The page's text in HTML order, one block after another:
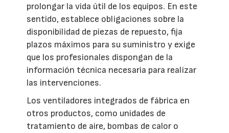
prolongar la vida útil de los equipos. En este
sentido, establece obligaciones sobre la
disponibilidad de piezas de repuesto, fija
plazos máximos para su suministro y exige
que los profesionales dispongan de la
información técnica necesaria para realizar
las intervenciones.
Los ventiladores integrados de fábrica en
otros productos, como unidades de
tratamiento de aire, bombas de calor o